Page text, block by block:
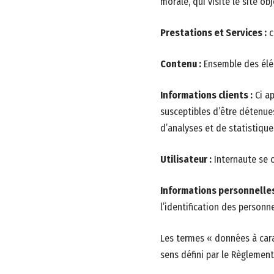
Prestations et Services :
Contenu : Ensemble des
Informations clients : Ci
susceptibles d’être
d’analyses et de
Utilisateur : Internaute se
Informations
l’identification des
Les termes « données à
sens défini par le